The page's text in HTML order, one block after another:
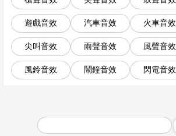
遊戲音效 汽車音效 火車音效
尖叫音效 雨聲音效 風聲音效
風鈴音效 鬧鐘音效 閃電音效